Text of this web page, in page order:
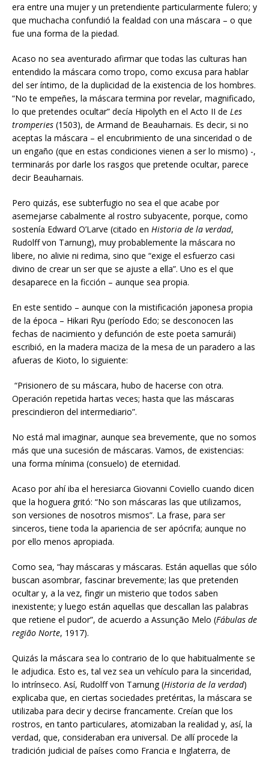
era entre una mujer y un pretendiente particularmente fulero; y
que muchacha confundió la fealdad con una máscara – o que
fue una forma de la piedad.
Acaso no sea aventurado afirmar que todas las culturas han
entendido la máscara como tropo, como excusa para hablar
del ser íntimo, de la duplicidad de la existencia de los hombres.
“No te empeñes, la máscara termina por revelar, magnificado,
lo que pretendes ocultar” decía Hipolyth en el Acto II de Les
tromperies (1503), de Armand de Beauharnais. Es decir, si no
aceptas la máscara – el encubrimiento de una sinceridad o de
un engaño (que en estas condiciones vienen a ser lo mismo) -,
terminarás por darle los rasgos que pretende ocultar, parece
decir Beauharnais.
Pero quizás, ese subterfugio no sea el que acabe por
asemejarse cabalmente al rostro subyacente, porque, como
sostenía Edward O’Larve (citado en Historia de la verdad,
Rudolff von Tarnung), muy probablemente la máscara no
libere, no alivie ni redima, sino que “exige el esfuerzo casi
divino de crear un ser que se ajuste a ella”. Uno es el que
desaparece en la ficción – aunque sea propia.
En este sentido – aunque con la mistificación japonesa propia
de la época – Hikari Ryu (período Edo; se desconocen las
fechas de nacimiento y defunción de este poeta samurái)
escribió, en la madera maciza de la mesa de un paradero a las
afueras de Kioto, lo siguiente:
“Prisionero de su máscara, hubo de hacerse con otra.
Operación repetida hartas veces; hasta que las máscaras
prescindieron del intermediario”.
No está mal imaginar, aunque sea brevemente, que no somos
más que una sucesión de máscaras. Vamos, de existencias:
una forma mínima (consuelo) de eternidad.
Acaso por ahí iba el heresiarca Giovanni Coviello cuando dicen
que la hoguera gritó: “No son máscaras las que utilizamos,
son versiones de nosotros mismos”. La frase, para ser
sinceros, tiene toda la apariencia de ser apócrifa; aunque no
por ello menos apropiada.
Como sea, “hay máscaras y máscaras. Están aquellas que sólo
buscan asombrar, fascinar brevemente; las que pretenden
ocultar y, a la vez, fingir un misterio que todos saben
inexistente; y luego están aquellas que descallan las palabras
que retiene el pudor”, de acuerdo a Assunção Melo (Fábulas de
região Norte, 1917).
Quizás la máscara sea lo contrario de lo que habitualmente se
le adjudica. Esto es, tal vez sea un vehículo para la sinceridad,
lo intrínseco. Así, Rudolff von Tarnung (Historia de la verdad)
explicaba que, en ciertas sociedades pretéritas, la máscara se
utilizaba para decir y decirse francamente. Creían que los
rostros, en tanto particulares, atomizaban la realidad y, así, la
verdad, que, consideraban era universal. De allí procede la
tradición judicial de países como Francia e Inglaterra, de